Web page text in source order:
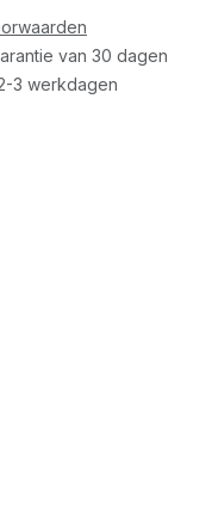
van 30 dagen
3 werkdagen